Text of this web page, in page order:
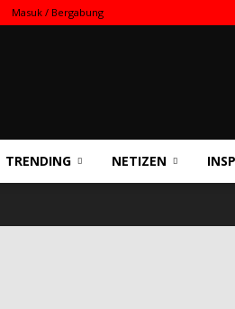
Masuk / Bergabung
TRENDING NETIZEN